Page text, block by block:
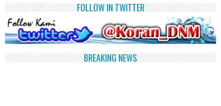
FOLLOW IN TWITTER
BREAKING NEWS